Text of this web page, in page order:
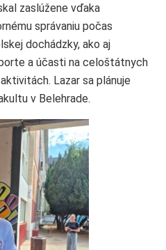
zaslúžene vďaka
správaniu počas
dochádzky, ako aj
a účasti na celoštátnych
Lazar sa plánuje
v Belehrade.